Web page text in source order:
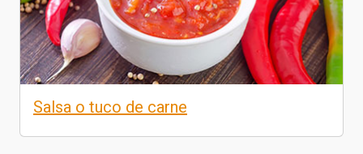
Salsa o tuco de carne